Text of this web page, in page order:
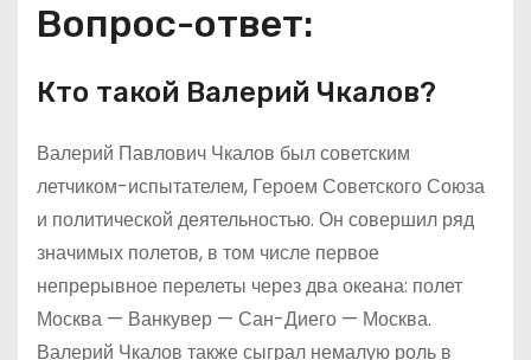
Вопрос-ответ:
Кто такой Валерий Чкалов?
Валерий Павлович Чкалов был советским
летчиком-испытателем, Героем Советского Союза
и политической деятельностью. Он совершил ряд
значимых полетов, в том числе первое
непрерывное перелеты через два океана: полет
Москва — Ванкувер — Сан-Диего — Москва.
Валерий Чкалов также сыграл немалую роль в